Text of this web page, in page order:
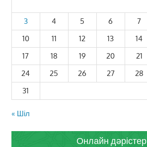
3
4 5 6 7
10
11 12 13 14
17
18 19 20 21
24
25 26 27 28
31
« Шіл
Онлайн дәрістер